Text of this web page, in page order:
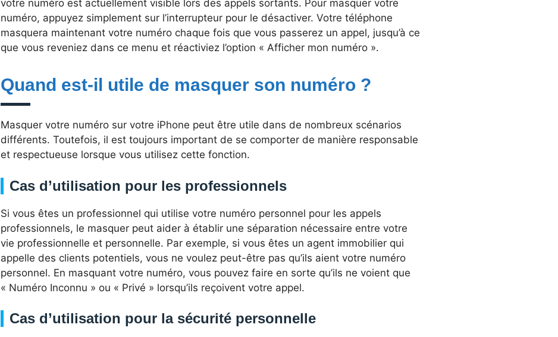
votre numéro est actuellement visible lors des appels sortants. Pour masquer votre
numéro, appuyez simplement sur l’interrupteur pour le désactiver. Votre téléphone
masquera maintenant votre numéro chaque fois que vous passerez un appel, jusqu’à ce
que vous reveniez dans ce menu et réactiviez l’option « Afficher mon numéro ».
Quand est-il utile de masquer son numéro ?
Masquer votre numéro sur votre iPhone peut être utile dans de nombreux scénarios
différents. Toutefois, il est toujours important de se comporter de manière responsable
et respectueuse lorsque vous utilisez cette fonction.
Cas d’utilisation pour les professionnels
Si vous êtes un professionnel qui utilise votre numéro personnel pour les appels
professionnels, le masquer peut aider à établir une séparation nécessaire entre votre
vie professionnelle et personnelle. Par exemple, si vous êtes un agent immobilier qui
appelle des clients potentiels, vous ne voulez peut-être pas qu’ils aient votre numéro
personnel. En masquant votre numéro, vous pouvez faire en sorte qu’ils ne voient que
« Numéro Inconnu » ou « Privé » lorsqu’ils reçoivent votre appel.
Cas d’utilisation pour la sécurité personnelle